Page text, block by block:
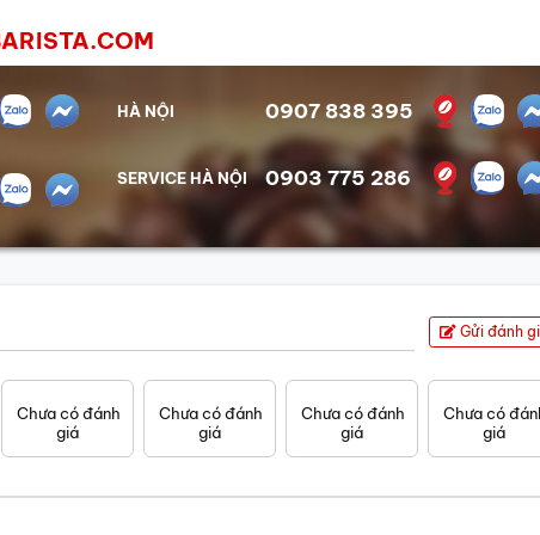
HÀ NỘI 0907 838 395
SERVICE HÀ NỘI 0903 775 286
Gửi đánh
Chưa có đánh
giá
Chưa có đánh
giá
Chưa có đánh
giá
Chưa có
giá